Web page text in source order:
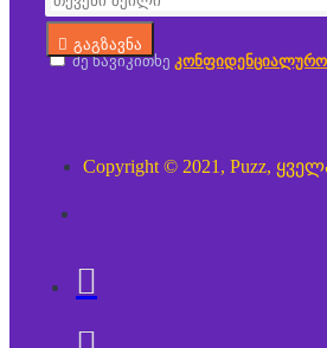
გაგზავნა
მე წავიკითხე
Copyright © 2021, Puzz,